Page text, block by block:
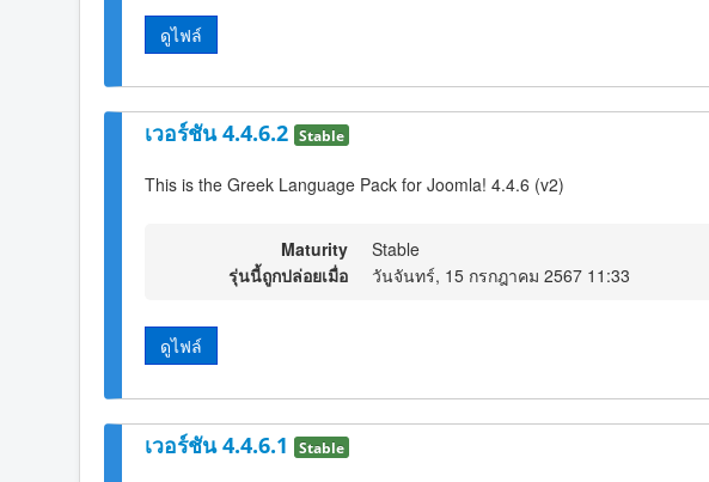
ดูไฟล์
เวอร์ชัน 4.4.6.2 Stable
This is the Greek Language Pack for Joomla! 4.4.6 (v2)
Maturity
Stable
รุ่นนี้ถูกปล่อยเมื่อ
วันจันทร์, 15 กรกฎาคม 2567 11:33
ดูไฟล์
เวอร์ชัน 4.4.6.1 Stable